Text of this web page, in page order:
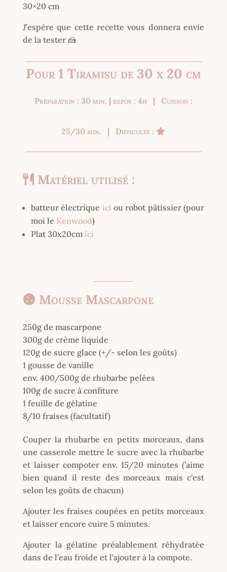
30×20 cm
J’espère que cette recette vous donnera envie
de la tester 🍰
Pour 1 Tiramisu de 30 x 20 cm
Préparation : 30 min. | repos : 4h | Cuisson :
25/30 min. | Difficulté :
Matériel utilisé :
batteur électrique ici ou robot pâtissier (pour
moi le Kenwood)
Plat 30x20cm ici
Mousse Mascarpone
250g de mascarpone
300g de crème liquide
120g de sucre glace (+/- selon les goûts)
1 gousse de vanille
env. 400/500g de rhubarbe pelées
100g de sucre à confiture
1 feuille de gélatine
8/10 fraises (facultatif)
Couper la rhubarbe en petits morceaux, dans
une casserole mettre le sucre avec la rhubarbe
et laisser compoter env. 15/20 minutes (’aime
bien quand il reste des morceaux mais c’est
selon les goûts de chacun)
Ajouter les fraises coupées en petits morceaux
et laisser encore cuire 5 minutes.
Ajouter la gélatine préalablement réhydratée
dans de l’eau froide et l’ajouter à la compote.